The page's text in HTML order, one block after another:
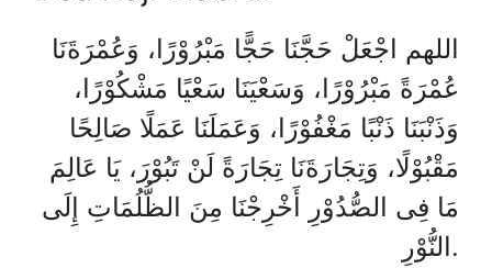
اللهم اجْعَلْ حَجَّنَا حَجًّا مَبْرُوْرًا، وَعُمْرَةَنَا
عُمْرَةً مَبْرُوْرًا، وَسَعْيَنَا سَعْيًا مَشْكُوْرًا،
وَذَنْبَنَا ذَنْبًا مَغْفُوْرًا، وَعَمَلَنَا عَمَلًا صَالِحًا
مَقْبُوْلًا، وَتِجَارَةَنَا تِجَارَةً لَنْ تَبُوْرَ، يَا عَالِمَ
مَا فِى الصُّدُوْرِ أَخْرِجْنَا مِنَ الظُّلُمَاتِ إِلَى
النُّوْرِ.